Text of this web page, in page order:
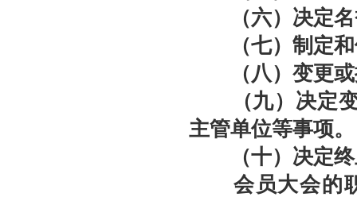
（六）决定名
（七）制定和
（八）变更或
（九）决定变
主管单位等事项。
（十）决定终
会员大会的职